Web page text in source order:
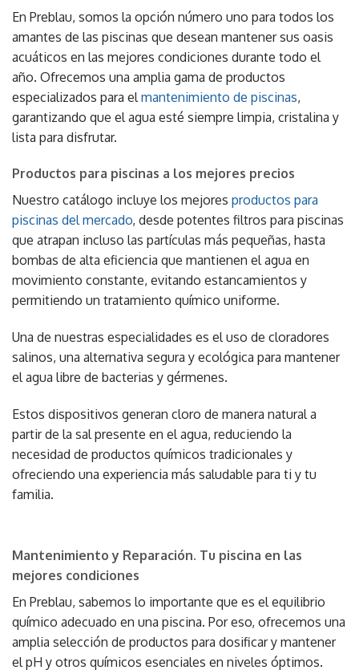
En Preblau, somos la opción número uno para todos los
amantes de las piscinas que desean mantener sus oasis
acuáticos en las mejores condiciones durante todo el
año. Ofrecemos una amplia gama de productos
especializados para el mantenimiento de piscinas,
garantizando que el agua esté siempre limpia, cristalina y
lista para disfrutar.
Productos para piscinas a los mejores precios
Nuestro catálogo incluye los mejores productos para
piscinas del mercado, desde potentes filtros para piscinas
que atrapan incluso las partículas más pequeñas, hasta
bombas de alta eficiencia que mantienen el agua en
movimiento constante, evitando estancamientos y
permitiendo un tratamiento químico uniforme.
Una de nuestras especialidades es el uso de cloradores
salinos, una alternativa segura y ecológica para mantener
el agua libre de bacterias y gérmenes.
Estos dispositivos generan cloro de manera natural a
partir de la sal presente en el agua, reduciendo la
necesidad de productos químicos tradicionales y
ofreciendo una experiencia más saludable para ti y tu
familia.
Mantenimiento y Reparación. Tu piscina en las
mejores condiciones
En Preblau, sabemos lo importante que es el equilibrio
químico adecuado en una piscina. Por eso, ofrecemos una
amplia selección de productos para dosificar y mantener
el pH y otros químicos esenciales en niveles óptimos.